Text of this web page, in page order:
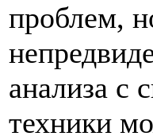
проблем,
анализа с
техники